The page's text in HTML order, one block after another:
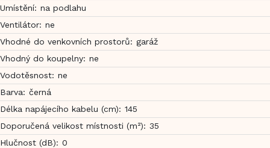
Umístění: na podlahu
Ventilátor: ne
Vhodné do venkovních prostorů: garáž
Vhodný do koupelny: ne
Vodotěsnost: ne
Barva: černá
Délka napájecího kabelu (cm): 145
Doporučená velikost místnosti (m²): 35
Hlučnost (dB): 0